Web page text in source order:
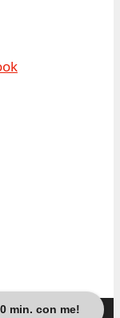
min. con me!